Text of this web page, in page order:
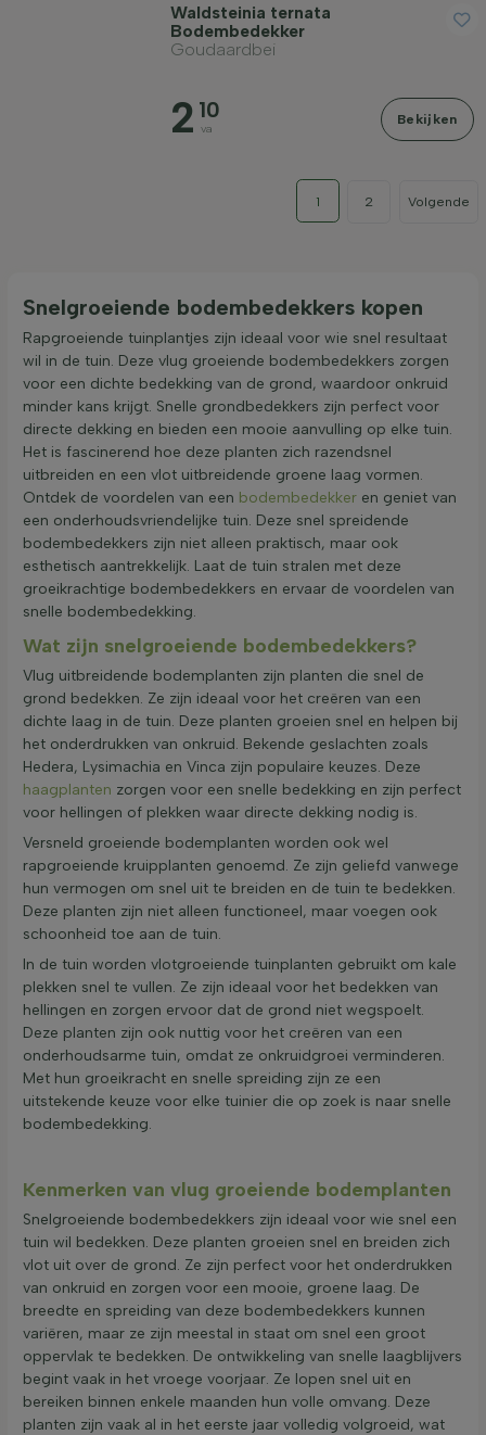
Waldsteinia ternata
Bodembedekker
Goudaardbei
2 10
va
Bekijken
1 2 Volgende
Snelgroeiende bodembedekkers kopen
Rapgroeiende tuinplantjes zijn ideaal voor wie snel resultaat
wil in de tuin. Deze vlug groeiende bodembedekkers zorgen
voor een dichte bedekking van de grond, waardoor onkruid
minder kans krijgt. Snelle grondbedekkers zijn perfect voor
directe dekking en bieden een mooie aanvulling op elke tuin.
Het is fascinerend hoe deze planten zich razendsnel
uitbreiden en een vlot uitbreidende groene laag vormen.
Ontdek de voordelen van een bodembedekker en geniet van
een onderhoudsvriendelijke tuin. Deze snel spreidende
bodembedekkers zijn niet alleen praktisch, maar ook
esthetisch aantrekkelijk. Laat de tuin stralen met deze
groeikrachtige bodembedekkers en ervaar de voordelen van
snelle bodembedekking.
Wat zijn snelgroeiende bodembedekkers?
Vlug uitbreidende bodemplanten zijn planten die snel de
grond bedekken. Ze zijn ideaal voor het creëren van een
dichte laag in de tuin. Deze planten groeien snel en helpen bij
het onderdrukken van onkruid. Bekende geslachten zoals
Hedera, Lysimachia en Vinca zijn populaire keuzes. Deze
haagplanten zorgen voor een snelle bedekking en zijn perfect
voor hellingen of plekken waar directe dekking nodig is.
Versneld groeiende bodemplanten worden ook wel
rapgroeiende kruipplanten genoemd. Ze zijn geliefd vanwege
hun vermogen om snel uit te breiden en de tuin te bedekken.
Deze planten zijn niet alleen functioneel, maar voegen ook
schoonheid toe aan de tuin.
In de tuin worden vlotgroeiende tuinplanten gebruikt om kale
plekken snel te vullen. Ze zijn ideaal voor het bedekken van
hellingen en zorgen ervoor dat de grond niet wegspoelt.
Deze planten zijn ook nuttig voor het creëren van een
onderhoudsarme tuin, omdat ze onkruidgroei verminderen.
Met hun groeikracht en snelle spreiding zijn ze een
uitstekende keuze voor elke tuinier die op zoek is naar snelle
bodembedekking.
Kenmerken van vlug groeiende bodemplanten
Snelgroeiende bodembedekkers zijn ideaal voor wie snel een
tuin wil bedekken. Deze planten groeien snel en breiden zich
vlot uit over de grond. Ze zijn perfect voor het onderdrukken
van onkruid en zorgen voor een mooie, groene laag. De
breedte en spreiding van deze bodembedekkers kunnen
variëren, maar ze zijn meestal in staat om snel een groot
oppervlak te bedekken. De ontwikkeling van snelle laagblijvers
begint vaak in het vroege voorjaar. Ze lopen snel uit en
bereiken binnen enkele maanden hun volle omvang. Deze
planten zijn vaak al in het eerste jaar volledig volgroeid, wat